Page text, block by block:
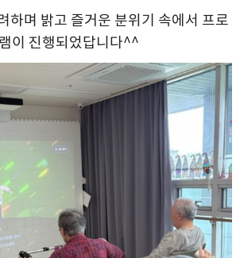
하며 밝고 즐거운 분위기 속에서 프로
이 진행되었답니다^^